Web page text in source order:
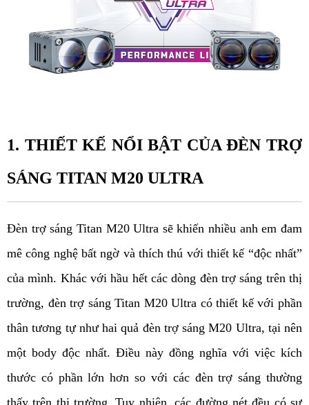
1. THIẾT KẾ NỔI BẬT CỦA ĐÈN TRỢ
SÁNG TITAN M20 ULTRA
Đèn trợ sáng Titan M20 Ultra sẽ khiến nhiều anh em đam
mê công nghệ bất ngờ và thích thú với thiết kế “độc nhất”
của mình. Khác với hầu hết các dòng đèn trợ sáng trên thị
trường, đèn trợ sáng Titan M20 Ultra có thiết kế với phần
thân tương tự như hai quả đèn trợ sáng M20 Ultra, tại nên
một body độc nhất. Điều này đồng nghĩa với việc kích
thước có phần lớn hơn so với các đèn trợ sáng thường